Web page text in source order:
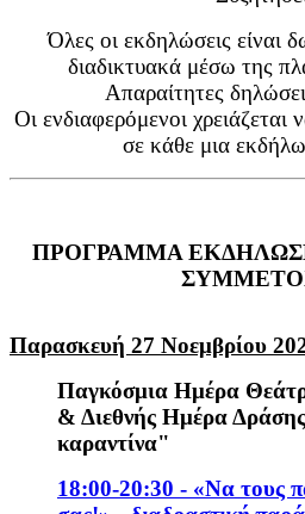
Όλες οι εκδηλώσεις είναι
διαδικτυακά μέσω της
Απαραίτητες
Οι ενδιαφερόμενοι
σε κάθε μια
ΠΡΟΓΡΑΜΜΑ
Παρασκευή 27 Νοεμβρίου
Παγκόσμια Ημέρα
& Διεθνής Ημέρα
καραντίνα"
18:00-20:30 - «Να τους